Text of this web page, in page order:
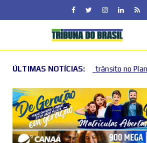
ÚLTIMAS NOTÍCIAS:
trânsito no Plano Piloto e no Gama por